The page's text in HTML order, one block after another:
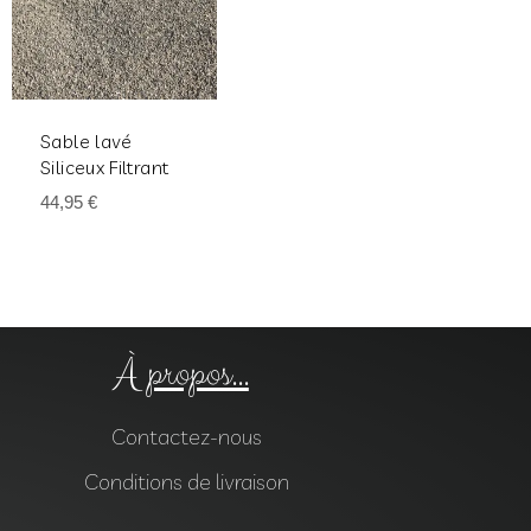
Sable lavé
Siliceux Filtrant
44,95€
À propos...
Contactez-nous
Conditions de livraison